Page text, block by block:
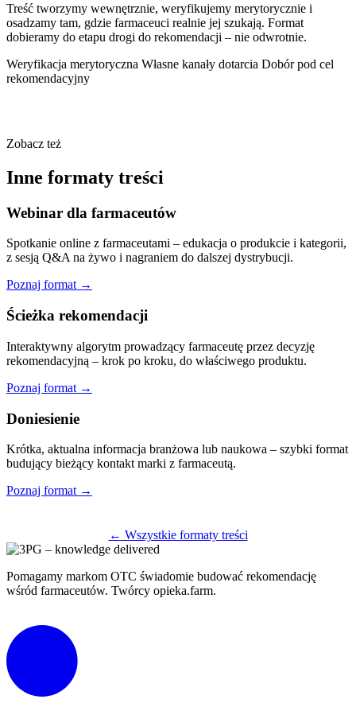
Treść tworzymy wewnętrznie, weryfikujemy merytorycznie i
osadzamy tam, gdzie farmaceuci realnie jej szukają. Format
dobieramy do etapu drogi do rekomendacji – nie odwrotnie.
Weryfikacja merytoryczna Własne kanały dotarcia Dobór pod cel
rekomendacyjny
Zobacz też
Inne formaty treści
Webinar dla farmaceutów
Spotkanie online z farmaceutami – edukacja o produkcie i kategorii,
z sesją Q&A na żywo i nagraniem do dalszej dystrybucji.
Poznaj format →
Ścieżka rekomendacji
Interaktywny algorytm prowadzący farmaceutę przez decyzję
rekomendacyjną – krok po kroku, do właściwego produktu.
Poznaj format →
Doniesienie
Krótka, aktualna informacja branżowa lub naukowa – szybki format
budujący bieżący kontakt marki z farmaceutą.
Poznaj format →
← Wszystkie formaty treści
Pomagamy markom OTC świadomie budować rekomendację
wśród farmaceutów. Twórcy opieka.farm.